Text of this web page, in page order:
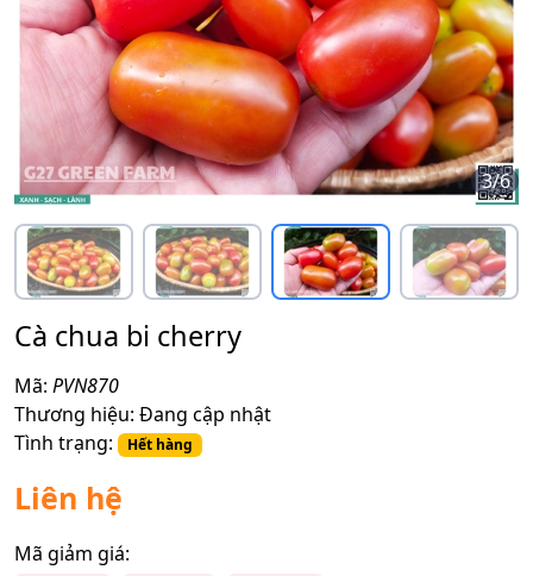
3/6
Cà chua bi cherry
Mã: PVN870
Thương hiệu: Đang cập nhật
Tình trạng:
Hết hàng
Liên hệ
Mã giảm giá: